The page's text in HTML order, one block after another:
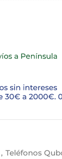
, Teléfonos